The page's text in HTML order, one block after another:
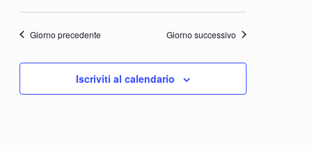
Giorno precedente Giorno successivo
Iscriviti al calendario